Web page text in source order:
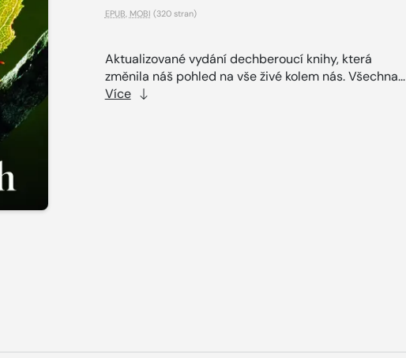
EPUB MOBI (320 stran)
Aktualizované vydání dechberoucí knihy, která
změnila náš pohled na vše živé kolem nás. Všechna...
Více